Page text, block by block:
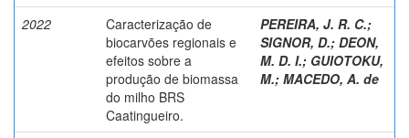
2022
Caracterização de
biocarvões regionais e
efeitos sobre a
produção de biomassa
do milho BRS
Caatingueiro.
PEREIRA, J. R. C.;
SIGNOR, D.; DEON,
M. D. I.; GUIOTOKU,
M.; MACEDO, A. de